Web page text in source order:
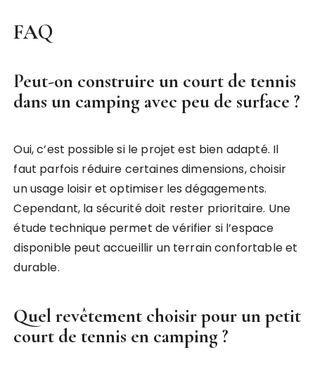
FAQ
Peut-on construire un court de tennis
dans un camping avec peu de surface ?
Oui, c’est possible si le projet est bien adapté. Il
faut parfois réduire certaines dimensions, choisir
un usage loisir et optimiser les dégagements.
Cependant, la sécurité doit rester prioritaire. Une
étude technique permet de vérifier si l’espace
disponible peut accueillir un terrain confortable et
durable.
Quel revêtement choisir pour un petit
court de tennis en camping ?